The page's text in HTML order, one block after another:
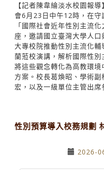
【記者陳韋綸淡水校園報
會6月23日中午12時，在
「國際社會近年性別主流
座，邀請國立臺灣大學人
大專校院推動性別主流化
蘭蒞校演講，解析國際性
將這些觀念轉化為高教環
方案。校長葛煥昭、學術
宏，以及一級單位主管出席
性別預算導入校務規劃
2026-